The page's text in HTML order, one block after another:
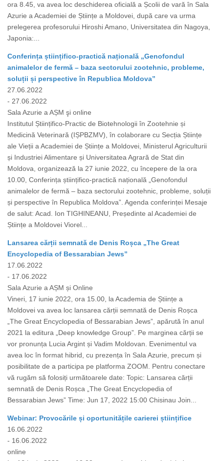
ora 8.45, va avea loc deschiderea oficială a Școlii de vară în Sala
Azurie a Academiei de Științe a Moldovei, după care va urma
prelegerea profesorului Hiroshi Amano, Universitatea din Nagoya,
Japonia:...
Conferința științifico-practică națională „Genofondul
animalelor de fermă – baza sectorului zootehnic, probleme,
soluții și perspective în Republica Moldova”
27.06.2022
- 27.06.2022
Sala Azurie a AȘM şi online
Institutul Științifico-Practic de Biotehnologii în Zootehnie și
Medicină Veterinară (IȘPBZMV), în colaborare cu Secția Științe
ale Vieții a Academiei de Științe a Moldovei, Ministerul Agriculturii
și Industriei Alimentare și Universitatea Agrară de Stat din
Moldova, organizează la 27 iunie 2022, cu începere de la ora
10.00, Conferința științifico-practică națională „Genofondul
animalelor de fermă – baza sectorului zootehnic, probleme, soluții
și perspective în Republica Moldova”. Agenda conferinței Mesaje
de salut: Acad. Ion TIGHINEANU, Președinte al Academiei de
Științe a Moldovei Viorel...
Lansarea cărții semnată de Denis Roșca „The Great
Encyclopedia of Bessarabian Jews”
17.06.2022
- 17.06.2022
Sala Azurie a AȘM și Online
Vineri, 17 iunie 2022, ora 15.00, la Academia de Științe a
Moldovei va avea loc lansarea cărții semnată de Denis Roșca
„The Great Encyclopedia of Bessarabian Jews”, apărută în anul
2021 la editura „Deep knowledge Group”. Pe marginea cărții se
vor pronunța Lucia Argint și Vadim Moldovan. Evenimentul va
avea loc în format hibrid, cu prezența în Sala Azurie, precum și
posibilitate de a participa pe platforma ZOOM. Pentru conectare
vă rugăm să folosiți următoarele date: Topic: Lansarea cărții
semnată de Denis Roșca „The Great Encyclopedia of
Bessarabian Jews” Time: Jun 17, 2022 15:00 Chisinau Join...
Webinar: Provocările și oportunitățile carierei științifice
16.06.2022
- 16.06.2022
online